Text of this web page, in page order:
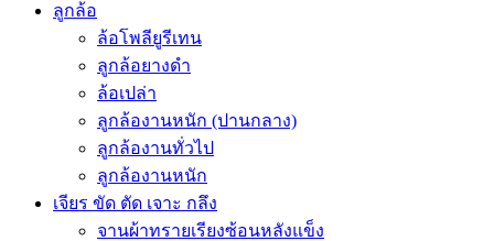
ลูกล้อ
ล้อโพลียูรีเทน
ลูกล้อยางดำ
ล้อเปล่า
ลูกล้องานหนัก (ปานกลาง)
ลูกล้องานทั่วไป
ลูกล้องานหนัก
เจียร ขัด ตัด เจาะ กลึง
จานผ้าทรายเรียงซ้อนหลังแข็ง